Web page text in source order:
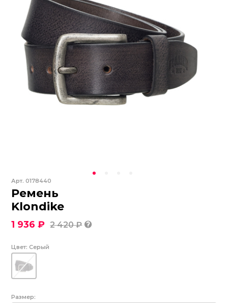
Арт.0178440
Ремень
Klondike
1 936 ₽ 2 420 ₽
Цвет: Серый
Размер: